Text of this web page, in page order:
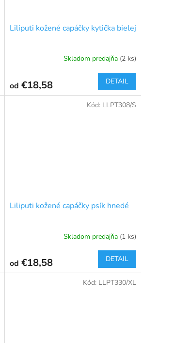
Liliputi kožené capáčky kytička bielej
Skladom predajňa (2 ks)
od €18,58 DETAIL
Liliputi kožené capáčky psík hnedé
Skladom predajňa (1 ks)
od €18,58 DETAIL
Kód: LLPT308/S
Kód: LLPT330/XL